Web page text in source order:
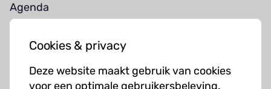
Cookies & privacy
Deze website maakt gebruik van cookies
voor een optimale gebruikersbeleving.
Agenda
Muziekcursussen